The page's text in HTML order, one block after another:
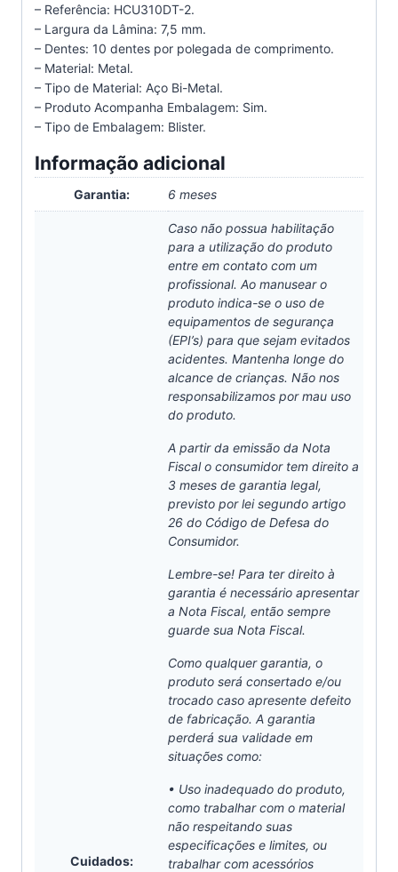
– Referência: HCU310DT-2.
– Largura da Lâmina: 7,5 mm.
– Dentes: 10 dentes por polegada de comprimento.
– Material: Metal.
– Tipo de Material: Aço Bi-Metal.
– Produto Acompanha Embalagem: Sim.
– Tipo de Embalagem: Blister.
Informação adicional
Garantia: 6 meses
Cuidados:
Caso não possua habilitação
para a utilização do produto
entre em contato com um
profissional. Ao manusear o
produto indica-se o uso de
equipamentos de segurança
(EPI’s) para que sejam evitados
acidentes. Mantenha longe do
alcance de crianças. Não nos
responsabilizamos por mau uso
do produto.
A partir da emissão da Nota
Fiscal o consumidor tem direito a
3 meses de garantia legal,
previsto por lei segundo artigo
26 do Código de Defesa do
Consumidor.
Lembre-se! Para ter direito à
garantia é necessário apresentar
a Nota Fiscal, então sempre
guarde sua Nota Fiscal.
Como qualquer garantia, o
produto será consertado e/ou
trocado caso apresente defeito
de fabricação. A garantia
perderá sua validade em
situações como:
• Uso inadequado do produto,
como trabalhar com o material
não respeitando suas
especificações e limites, ou
trabalhar com acessórios